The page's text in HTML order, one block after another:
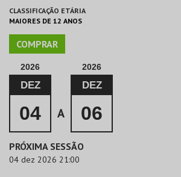
CLASSIFICAÇÃO ETÁRIA
MAIORES DE 12 ANOS
COMPRAR
2026
DEZ
04 A
2026
DEZ
06
PRÓXIMA SESSÃO
04 dez 2026 21:00